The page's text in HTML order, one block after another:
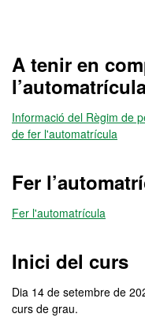
A tenir en
Informació del Règim de
de fer l'automatrícula
Fer
Fer l'automatrícula
Inici del curs
Dia 14 de setembre de
curs de grau.